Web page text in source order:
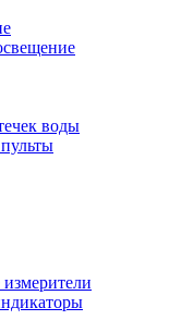
воды